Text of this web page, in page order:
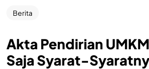
Berita
Akta Pendirian
Saja Syarat-